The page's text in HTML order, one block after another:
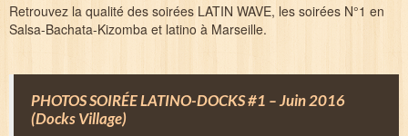
Retrouvez la qualité des soirées LATIN WAVE, les soirées N°1 en
Salsa-Bachata-Kizomba et latino à Marseille.
PHOTOS SOIRÉE LATINO-DOCKS #1 – Juin 2016
(Docks Village)